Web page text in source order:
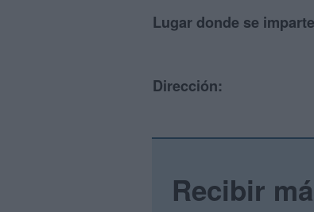
Lugar donde se
Dirección:
Recibir